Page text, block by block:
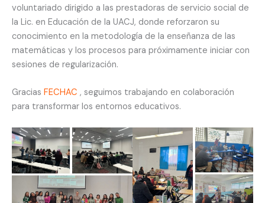
voluntariado dirigido a las prestadoras de servicio social de
la Lic. en Educación de la UACJ, donde reforzaron su
conocimiento en la metodología de la enseñanza de las
matemáticas y los procesos para próximamente iniciar con
sesiones de regularización.
Gracias FECHAC , seguimos trabajando en colaboración
para transformar los entornos educativos.